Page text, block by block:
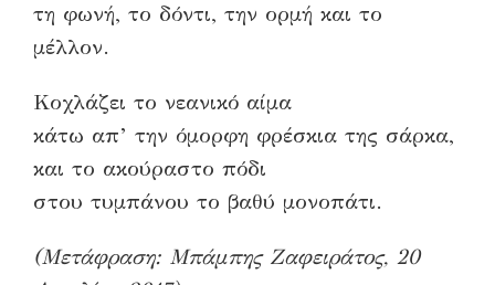
τη φωνή, το δόντι, την ορμή και το
μέλλον.
Κοχλάζει το νεανικό αίμα
κάτω απ’ την όμορφη φρέσκια της σάρκα,
και το ακούραστο πόδι
στου τυμπάνου το βαθύ μονοπάτι.
(Μετάφραση: Μπάμπης Ζαφειράτος, 20